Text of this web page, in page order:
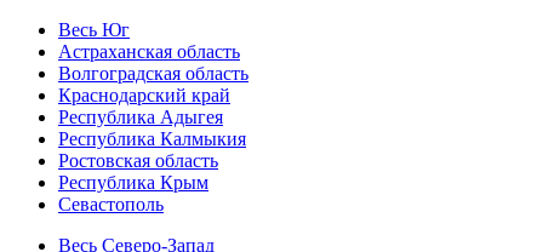
Весь Юг
Астраханская область
Волгоградская область
Краснодарский край
Республика Адыгея
Республика Калмыкия
Ростовская область
Республика Крым
Севастополь
Весь Северо-Запад